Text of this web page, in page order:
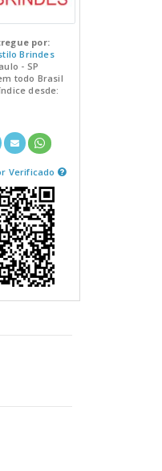
por:
Brindes
- SP
todo Brasil
desde:
Verificado